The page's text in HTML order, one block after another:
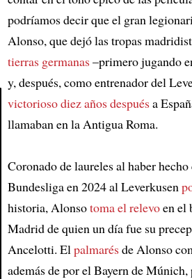
Article
podríamos decir que el gran
Alonso, que dejó las tropas
tierras germanas–primero jugando
y, después, como entrenador del
victorioso diez años despuésa
llamaban en la Antigua Roma.
Coronado de laureles al haber
Bundesliga en 2024 al Leverkusen
historia, Alonsotoma el relevoen el
Madrid de quien un día fue su
Ancelotti. Elpalmarésde Alonso
además de por el Bayern de Múnich,